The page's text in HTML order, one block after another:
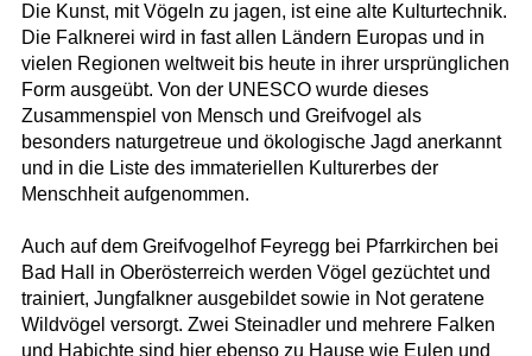
Die Kunst, mit Vögeln zu jagen, ist eine alte Kulturtechnik.
Die Falknerei wird in fast allen Ländern Europas und in
vielen Regionen weltweit bis heute in ihrer ursprünglichen
Form ausgeübt. Von der UNESCO wurde dieses
Zusammenspiel von Mensch und Greifvogel als
besonders naturgetreue und ökologische Jagd anerkannt
und in die Liste des immateriellen Kulturerbes der
Menschheit aufgenommen.
Auch auf dem Greifvogelhof Feyregg bei Pfarrkirchen bei
Bad Hall in Oberösterreich werden Vögel gezüchtet und
trainiert, Jungfalkner ausgebildet sowie in Not geratene
Wildvögel versorgt. Zwei Steinadler und mehrere Falken
und Habichte sind hier ebenso zu Hause wie Eulen und